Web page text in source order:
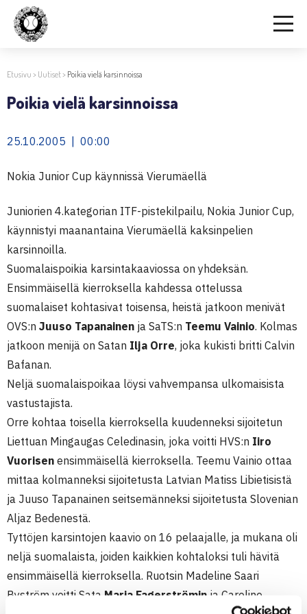
Etusivu > Uutiset> Poikia vielä karsinnoissa
Poikia vielä karsinnoissa
25.10.2005 | 00:00
Nokia Junior Cup käynnissä Vierumäellä
Juniorien 4.kategorian ITF-pistekilpailu, Nokia Junior Cup,
käynnistyi maanantaina Vierumäellä kaksinpelien
karsinnoilla.
Suomalaispoikia karsintakaaviossa on yhdeksän.
Ensimmäisellä kierroksella kahdessa ottelussa
suomalaiset kohtasivat toisensa, heistä jatkoon menivät
OVS:n Juuso Tapanainen ja SaTS:n Teemu Vainio. Kolmas
jatkoon menijä on Satan Ilja Orre, joka kukisti britti Calvin
Bafanan.
Neljä suomalaispoikaa löysi vahvempansa ulkomaisista
vastustajista.
Orre kohtaa toisella kierroksella kuudenneksi sijoitetun
Liettuan Mingaugas Celedinasin, joka voitti HVS:n Iiro
Vuorisen ensimmäisellä kierroksella. Teemu Vainio ottaa
mittaa kolmanneksi sijoitetusta Latvian Matiss Libietisistä
ja Juuso Tapanainen seitsemänneksi sijoitetusta Slovenian
Aljaz Bedenestä.
Tyttöjen karsintojen kaavio on 16 pelaajalle, ja mukana oli
neljä suomalaista, joiden kaikkien kohtaloksi tuli hävitä
ensimmäisellä kierroksella. Ruotsin Madeline Saari
Byström voitti Sata Maria Fagerströmin ja Caroline